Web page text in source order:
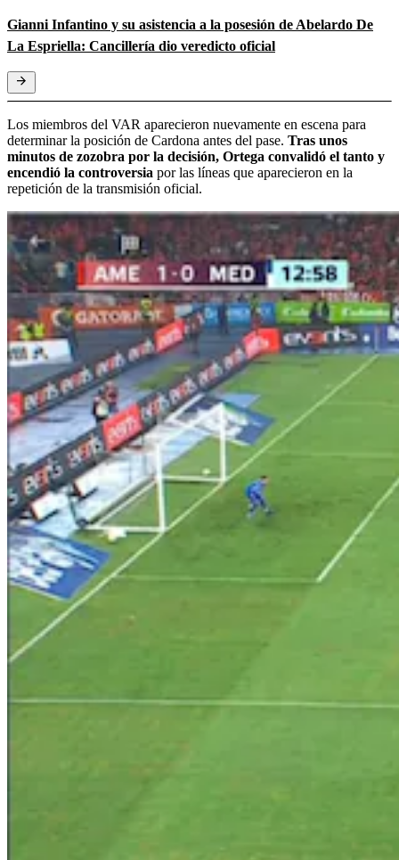
Gianni Infantino y su asistencia a la posesión de Abelardo De
La Espriella: Cancillería dio veredicto oficial
Los miembros del VAR aparecieron nuevamente en escena para
determinar la posición de Cardona antes del pase. Tras unos
minutos de zozobra por la decisión, Ortega convalidó el tanto y
encendió la controversia por las líneas que aparecieron en la
repetición de la transmisión oficial.